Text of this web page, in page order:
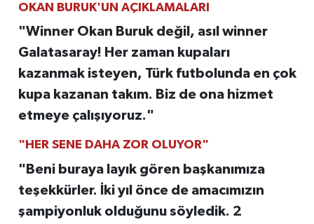
OKAN BURUK'UN AÇIKLAMALARI
"Winner Okan Buruk değil, asıl winner
Galatasaray! Her zaman kupaları
kazanmak isteyen, Türk futbolunda en çok
kupa kazanan takım. Biz de ona hizmet
etmeye çalışıyoruz."
"HER SENE DAHA ZOR OLUYOR"
"Beni buraya layık gören başkanımıza
teşekkürler. İki yıl önce de amacımızın
şampiyonluk olduğunu söyledik. 2